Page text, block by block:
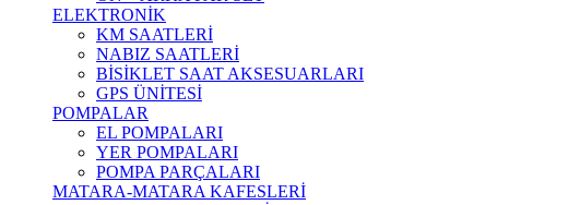
ELEKTRONİK
KM SAATLERİ
NABIZ SAATLERİ
BİSİKLET SAAT AKSESUARLARI
GPS ÜNİTESİ
POMPALAR
EL POMPALARI
YER POMPALARI
POMPA PARÇALARI
MATARA-MATARA KAFESLERİ